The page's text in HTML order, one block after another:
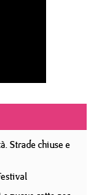
Strade chiuse e